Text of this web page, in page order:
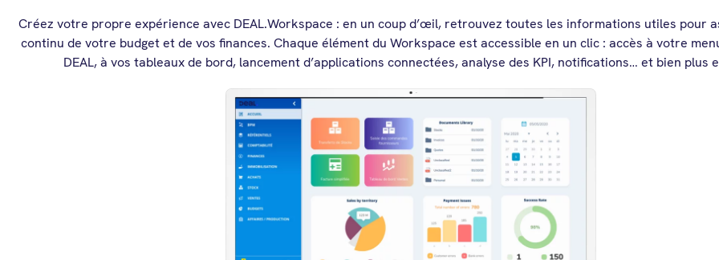
Créez votre propre expérience avec DEAL.Workspace : en un coup d’œil, retrouvez toutes les informations utiles pour
continu de votre budget et de vos finances. Chaque élément du Workspace est accessible en un clic : accès à votre
DEAL, à vos tableaux de bord, lancement d’applications connectées, analyse des KPI, notifications… et bien plus